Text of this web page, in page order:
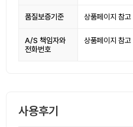
품질보증기준 상품페이지 참고
A/S 책임자와
전화번호
상품페이지 참고
사용후기